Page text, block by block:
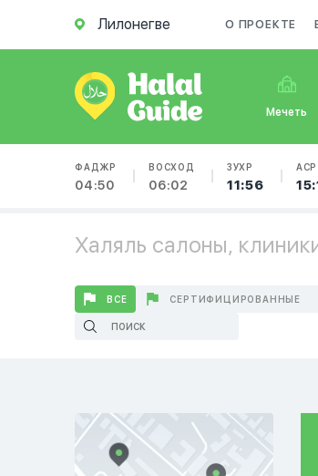
Лилонегве О ПРОЕКТЕ
Мечеть
ФАДЖР
04:50
ВОСХОД
06:02
ЗУХР
11:56
АСР
Халяль салоны,
ВСЕ СЕРТИФИЦИРОВАННЫЕ